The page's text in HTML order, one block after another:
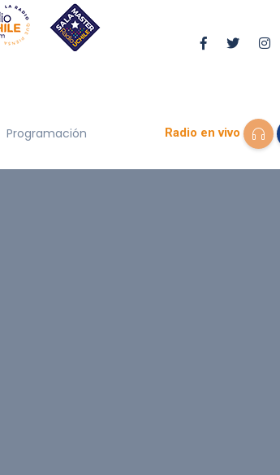
Programación Radio en vivo